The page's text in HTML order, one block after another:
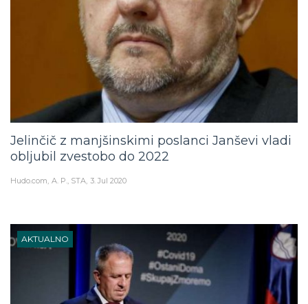
Jelinčič z manjšinskimi poslanci Janševi vladi
obljubil zvestobo do 2022
Hudo.com A. P., STA 3. Jul 2020
AKTUALNO